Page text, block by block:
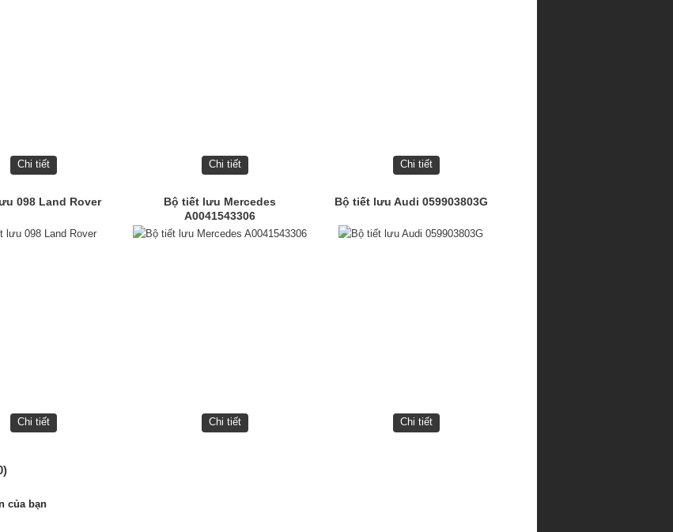
Chi tiết Chi tiết Chi tiết
098 Land Rover
Chi tiết
Bộ tiết lưu Mercedes
A0041543306
Chi tiết
Bộ tiết lưu Audi 059903803G
Chi tiết
của bạn